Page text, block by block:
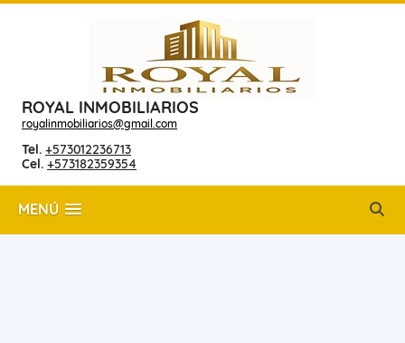
ROYAL INMOBILIARIOS
royalinmobiliarios@gmail.com
Tel. +573012236713
Cel. +573182359354
MENÚ